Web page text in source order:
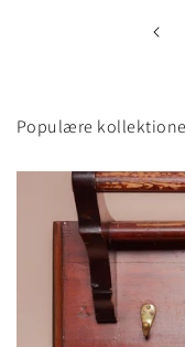
Populære